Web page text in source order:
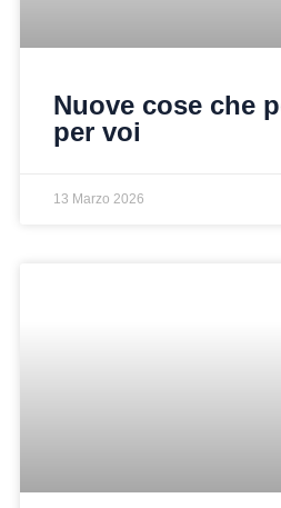
Nuove cose che
per voi
13 Marzo 2026